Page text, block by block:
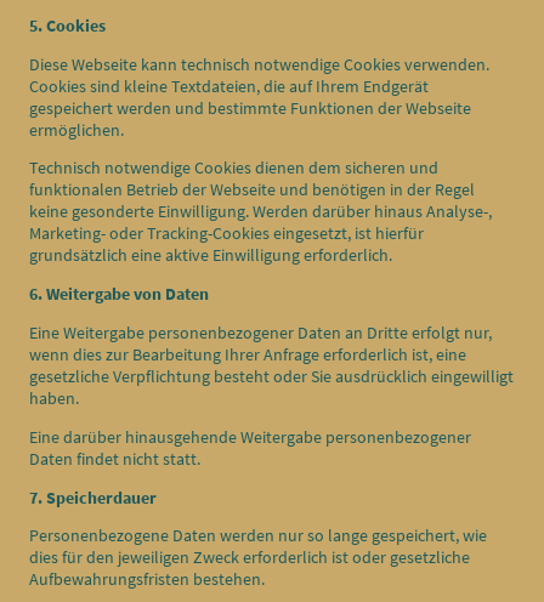
5. Cookies
Diese Webseite kann technisch notwendige Cookies verwenden.
Cookies sind kleine Textdateien, die auf Ihrem Endgerät
gespeichert werden und bestimmte Funktionen der Webseite
ermöglichen.
Technisch notwendige Cookies dienen dem sicheren und
funktionalen Betrieb der Webseite und benötigen in der Regel
keine gesonderte Einwilligung. Werden darüber hinaus Analyse-,
Marketing- oder Tracking-Cookies eingesetzt, ist hierfür
grundsätzlich eine aktive Einwilligung erforderlich.
6. Weitergabe von Daten
Eine Weitergabe personenbezogener Daten an Dritte erfolgt nur,
wenn dies zur Bearbeitung Ihrer Anfrage erforderlich ist, eine
gesetzliche Verpflichtung besteht oder Sie ausdrücklich eingewilligt
haben.
Eine darüber hinausgehende Weitergabe personenbezogener
Daten findet nicht statt.
7. Speicherdauer
Personenbezogene Daten werden nur so lange gespeichert, wie
dies für den jeweiligen Zweck erforderlich ist oder gesetzliche
Aufbewahrungsfristen bestehen.